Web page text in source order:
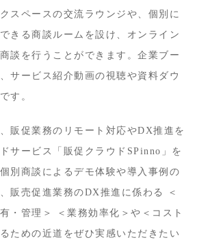
スペースの交流ラウンジや、個別に
きる商談ルームを設け、オンライン
談を行うことができます。企業ブー
サービス紹介動画の視聴や資料ダウ
す。
販促業務のリモート対応やDX推進を
サービス「販促クラウドSPinno」を
別商談によるデモ体験や導入事例の
販売促進業務のDX推進に係わる ＜
・管理＞ ＜業務効率化＞や＜コスト
ための近道をぜひ実感いただきたい